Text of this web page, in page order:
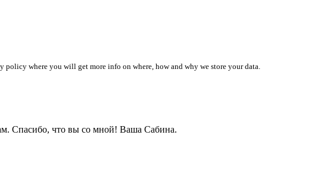
policy where you will get more info on where, how and why we store your data.
Спасибо, что вы со мной! Ваша Сабина.